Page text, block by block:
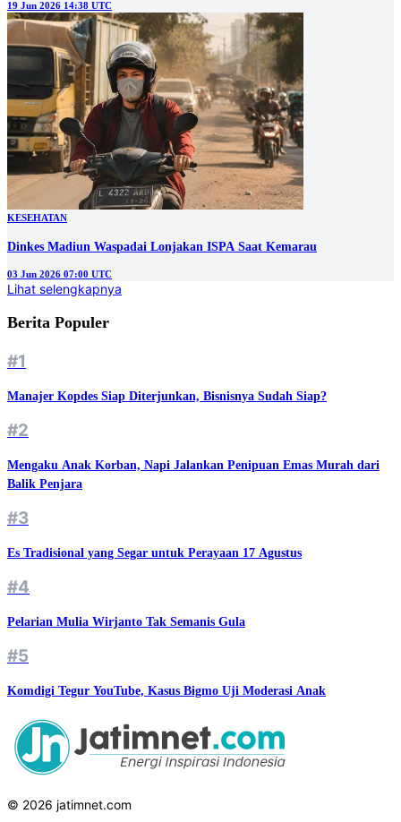
19 Jun 2026 14:38 UTC
KESEHATAN
Dinkes Madiun Waspadai Lonjakan ISPA Saat Kemarau
03 Jun 2026 07:00 UTC
Lihat selengkapnya
Berita Populer
#1
Manajer Kopdes Siap Diterjunkan, Bisnisnya Sudah Siap?
#2
Mengaku Anak Korban, Napi Jalankan Penipuan Emas Murah dari
Balik Penjara
#3
Es Tradisional yang Segar untuk Perayaan 17 Agustus
#4
Pelarian Mulia Wirjanto Tak Semanis Gula
#5
Komdigi Tegur YouTube, Kasus Bigmo Uji Moderasi Anak
© 2026 jatimnet.com